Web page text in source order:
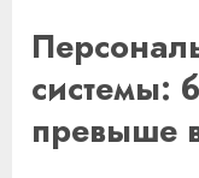
системы:
превыше